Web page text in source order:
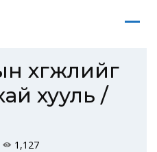
хөгжлийг
хууль /
1,127